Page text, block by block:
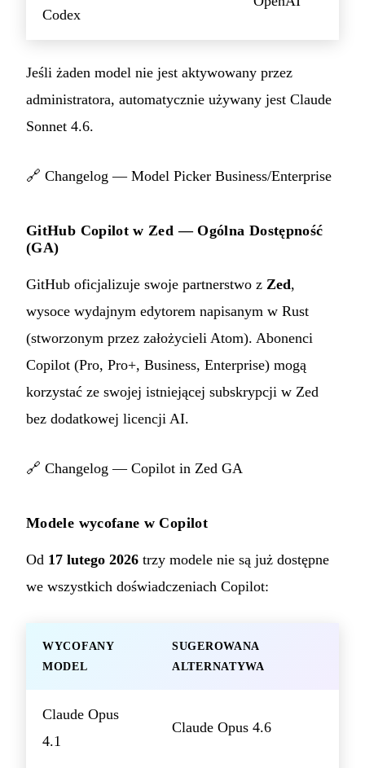
Codex
Jeśli żaden model nie jest aktywowany przez
administratora, automatycznie używany jest Claude
Sonnet 4.6.
🔗 Changelog — Model Picker Business/Enterprise
GitHub Copilot w Zed — Ogólna Dostępność
(GA)
GitHub oficjalizuje swoje partnerstwo z Zed,
wysoce wydajnym edytorem napisanym w Rust
(stworzonym przez założycieli Atom). Abonenci
Copilot (Pro, Pro+, Business, Enterprise) mogą
korzystać ze swojej istniejącej subskrypcji w Zed
bez dodatkowej licencji AI.
🔗 Changelog — Copilot in Zed GA
Modele wycofane w Copilot
Od 17 lutego 2026 trzy modele nie są już dostępne
we wszystkich doświadczeniach Copilot:
WYCOFANY
MODEL
SUGEROWANA
ALTERNATYWA
Claude Opus
4.1
Claude Opus 4.6